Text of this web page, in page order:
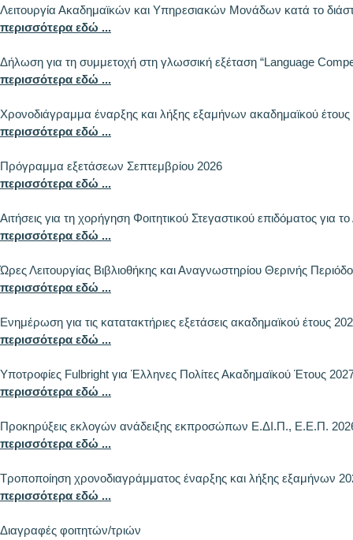
Λειτουργία Ακαδημαϊκών και Υπηρεσιακών Μονάδων κατά το
περισσότερα εδώ ...
Δήλωση για τη συμμετοχή στη γλωσσική εξέταση “Language
περισσότερα εδώ ...
Χρονοδιάγραμμα έναρξης και λήξης εξαμήνων ακαδημαϊκού
περισσότερα εδώ ...
Πρόγραμμα εξετάσεων Σεπτεμβρίου 2026
περισσότερα εδώ ...
Αιτήσεις για τη χορήγηση Φοιτητικού Στεγαστικού επιδόματος για
περισσότερα εδώ ...
Ώρες Λειτουργίας Βιβλιοθήκης και Αναγνωστηρίου Θερινής
περισσότερα εδώ ...
Ενημέρωση για τις κατατακτήριες εξετάσεις ακαδημαϊκού έτους
περισσότερα εδώ ...
Υποτροφίες Fulbright για Έλληνες Πολίτες Ακαδημαϊκού Έτους
περισσότερα εδώ ...
Προκηρύξεις εκλογών ανάδειξης εκπροσώπων Ε.ΔΙ.Π., Ε.Ε.Π.
περισσότερα εδώ ...
Τροποποίηση χρονοδιαγράμματος έναρξης και λήξης εξαμήνων
περισσότερα εδώ ...
Διαγραφές φοιτητών/τριών